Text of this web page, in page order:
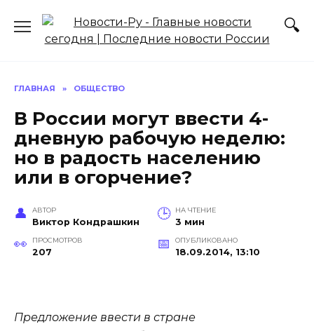
содержанию
ГЛАВНАЯ » ОБЩЕСТВО
В России могут ввести 4-
дневную рабочую неделю:
но в радость населению
или в огорчение?
АВТОР
Виктор Кондрашкин
НА ЧТЕНИЕ
3 мин
ПРОСМОТРОВ
207
ОПУБЛИКОВАНО
18.09.2014, 13:10
Предложение ввести в стране